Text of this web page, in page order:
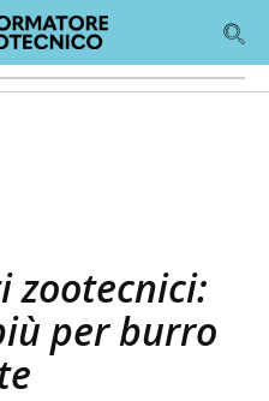
zootecnici:
per burro